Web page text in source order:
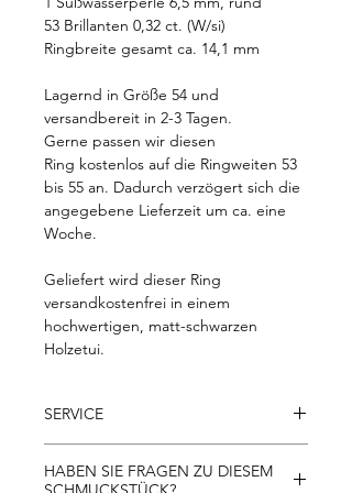
53 Brillanten 0,32 ct. (W/si)
Ringbreite gesamt ca. 14,1 mm
Lagernd in Größe 54 und
versandbereit in 2-3 Tagen.
Gerne passen wir diesen
Ring kostenlos auf die Ringweiten 53
bis 55 an. Dadurch verzögert sich die
angegebene Lieferzeit um ca. eine
Woche.
Geliefert wird dieser Ring
versandkostenfrei in einem
hochwertigen, matt-schwarzen
Holzetui.
SERVICE
EU
HABEN SIE FRAGEN ZU DIESEM